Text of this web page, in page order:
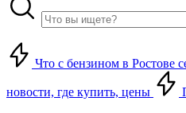
Что с бензином в Ростове
новости, где купить, цены